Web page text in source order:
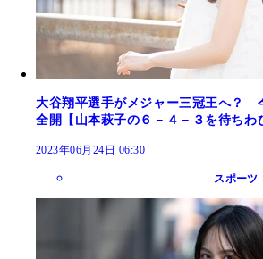
大谷翔平選手がメジャー三冠王へ？
全開【山本萩子の６－４－３を待ちわ
2023年06月24日 06:30
スポーツ